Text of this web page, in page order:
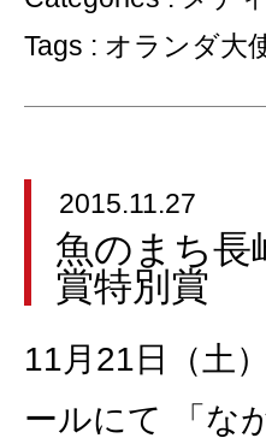
Tags : オランダ大
2015.11.27
魚のまち長
賞特別賞
11月21日（土
ールにて 「な